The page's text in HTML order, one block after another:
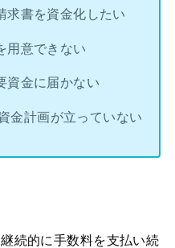
求書を資金化したい
用意できない
資金に届かない
金計画が立っていない
続的に手数料を支払い続